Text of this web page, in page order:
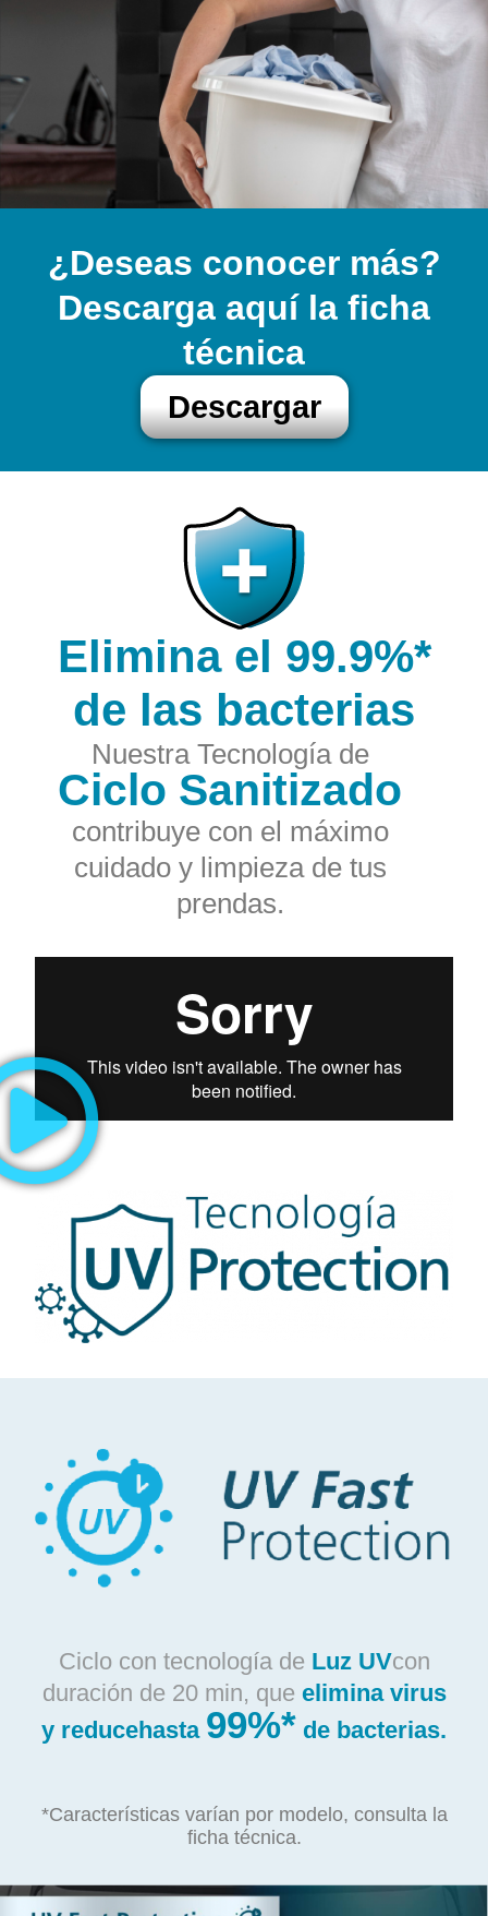
¿Deseas conocer más?
Descarga aquí la ficha
técnica
Descargar
Elimina el 99.9%*
de las bacterias
Nuestra Tecnología de
Ciclo Sanitizado
contribuye con el máximo
cuidado y limpieza de tus
prendas.
Ciclo con tecnología de Luz UVcon
duración de 20 min, que elimina virus
y reducehasta 99%* de bacterias.
*Características varían por modelo, consulta la
ficha técnica.